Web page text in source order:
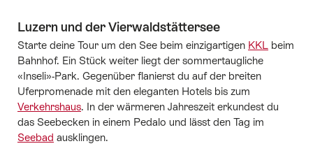
Luzern und der Vierwaldstättersee
Starte deine Tour um den See beim einzigartigen KKL beim
Bahnhof. Ein Stück weiter liegt der sommertaugliche
«Inseli»-Park. Gegenüber flanierst du auf der breiten
Uferpromenade mit den eleganten Hotels bis zum
Verkehrshaus. In der wärmeren Jahreszeit erkundest du
das Seebecken in einem Pedalo und lässt den Tag im
Seebad ausklingen.